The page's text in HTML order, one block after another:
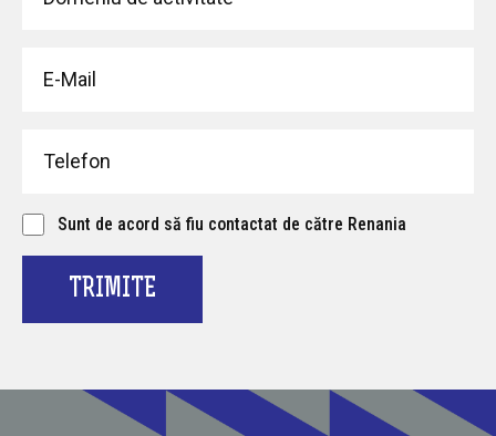
Sunt de acord să fiu contactat de către Renania
TRIMITE